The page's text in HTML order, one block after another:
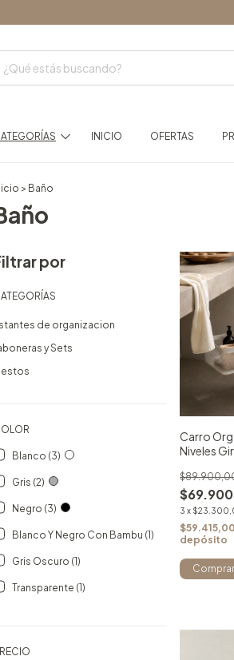
INICIO OFERTAS
> Baño
por
de organizacion
y Sets
Blanco (3)
Gris (2)
Negro (3)
Blanco Y Negro Con Bambu (1)
Gris Oscuro (1)
Transparente (1)
Carro
Niveles
3 x
$59.415,00
depósito